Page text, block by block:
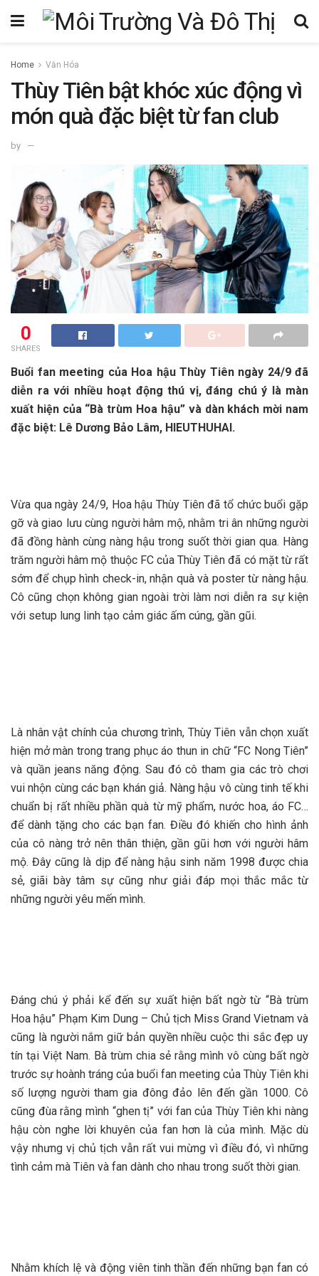
Home Văn Hóa
Thùy Tiên bật khóc xúc động vì
món quà đặc biệt từ fan club
by
0
SHARES
Buổi fan meeting của Hoa hậu Thùy Tiên ngày 24/9 đã
diễn ra với nhiều hoạt động thú vị, đáng chú ý là màn
xuất hiện của “Bà trùm Hoa hậu” và dàn khách mời nam
đặc biệt: Lê Dương Bảo Lâm, HIEUTHUHAI.
Vừa qua ngày 24/9, Hoa hậu Thùy Tiên đã tổ chức buổi gặp
gỡ và giao lưu cùng người hâm mộ, nhằm tri ân những người
đã đồng hành cùng nàng hậu trong suốt thời gian qua. Hàng
trăm người hâm mộ thuộc FC của Thùy Tiên đã có mặt từ rất
sớm để chụp hình check-in, nhận quà và poster từ nàng hậu.
Cô cũng chọn không gian ngoài trời làm nơi diễn ra sự kiện
với setup lung linh tạo cảm giác ấm cúng, gần gũi.
Là nhân vật chính của chương trình, Thùy Tiên vẫn chọn xuất
hiện mở màn trong trang phục áo thun in chữ “FC Nong Tiên”
và quần jeans năng động. Sau đó cô tham gia các trò chơi
vui nhộn cùng các bạn khán giả. Nàng hậu vô cùng tinh tế khi
chuẩn bị rất nhiều phần quà từ mỹ phẩm, nước hoa, áo FC…
để dành tặng cho các bạn fan. Điều đó khiến cho hình ảnh
của cô nàng trở nên thân thiện, gần gũi hơn với người hâm
mộ. Đây cũng là dịp để nàng hậu sinh năm 1998 được chia
sẻ, giãi bày tâm sự cũng như giải đáp mọi thắc mắc từ
những người yêu mến mình.
Đáng chú ý phải kể đến sự xuất hiện bất ngờ từ “Bà trùm
Hoa hậu” Phạm Kim Dung – Chủ tịch Miss Grand Vietnam và
cũng là người nắm giữ bản quyền nhiều cuộc thi sắc đẹp uy
tín tại Việt Nam. Bà trùm chia sẻ rằng mình vô cùng bất ngờ
trước sự hoành tráng của buổi fan meeting của Thùy Tiên khi
số lượng người tham gia đông đảo lên đến gần 1000. Cô
cũng đùa rằng mình “ghen tị” với fan của Thùy Tiên khi nàng
hậu còn nghe lời khuyên của fan hơn là của mình. Mặc dù
vậy nhưng vị chủ tịch vẫn rất vui mừng vì điều đó, vì những
tình cảm mà Tiên và fan dành cho nhau trong suốt thời gian.
Nhằm khích lệ và động viên tinh thần đến những bạn fan có